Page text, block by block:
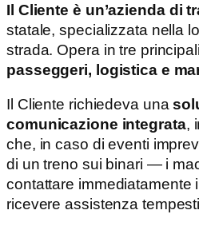
Il Cliente è un’azienda di
statale, specializzata nella
strada. Opera in tre
passeggeri, logistica e
Il Cliente richiedeva una
comunicazione integrata,
che, in caso di eventi
di un treno sui binari — i
contattare immediatamente
ricevere assistenza